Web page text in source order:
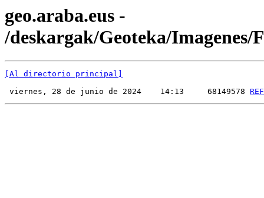
geo.araba.eus -
/deskargak/Geoteka/Imagenes/
[Al directorio principal]
viernes, 28 de junio de 2024    14:13     68149578